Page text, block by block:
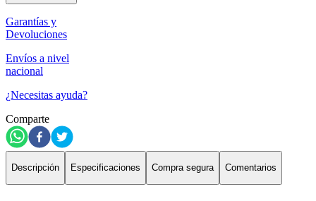
Garantías y
Devoluciones
Envíos a nivel
nacional
¿Necesitas ayuda?
Comparte
Descripción Especificaciones Compra segura Comentarios